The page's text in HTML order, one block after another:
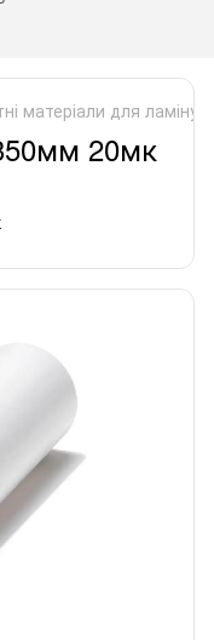
матеріали для
20мк